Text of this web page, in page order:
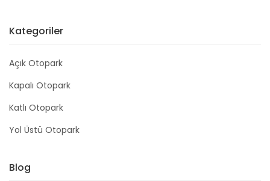
Kategoriler
Açık Otopark
Kapalı Otopark
Katlı Otopark
Yol Üstü Otopark
Blog